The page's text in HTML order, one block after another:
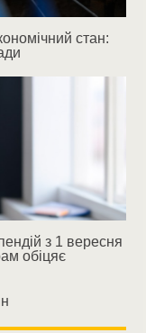
стан:
з 1 вересня
обіцяє